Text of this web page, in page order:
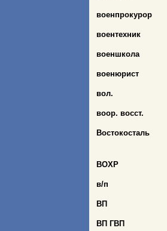
военпрокурор
воентехник
военшкола
военюрист
вол.
воор. восст.
Востокосталь
ВОХР
в/п
ВП
ВП ГВП